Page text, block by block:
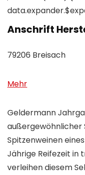
Anschrift
79206 Breisach
Mehr
Geldermann
außergewöhnlicher
Spitzenweinen
Jährige Reifezeit in
verleihen diesem